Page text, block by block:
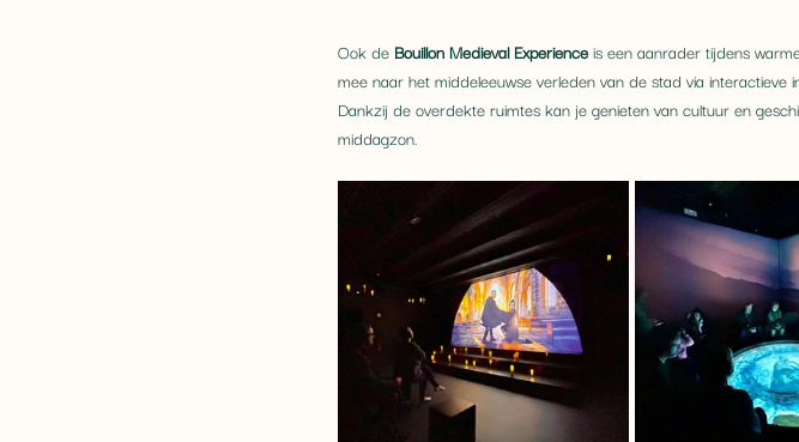
Ook de Bouillon Medieval Experience is een aanrader tijdens
mee naar het middeleeuwse verleden van de stad via interactieve
Dankzij de overdekte ruimtes kan je genieten van cultuur en
middagzon.